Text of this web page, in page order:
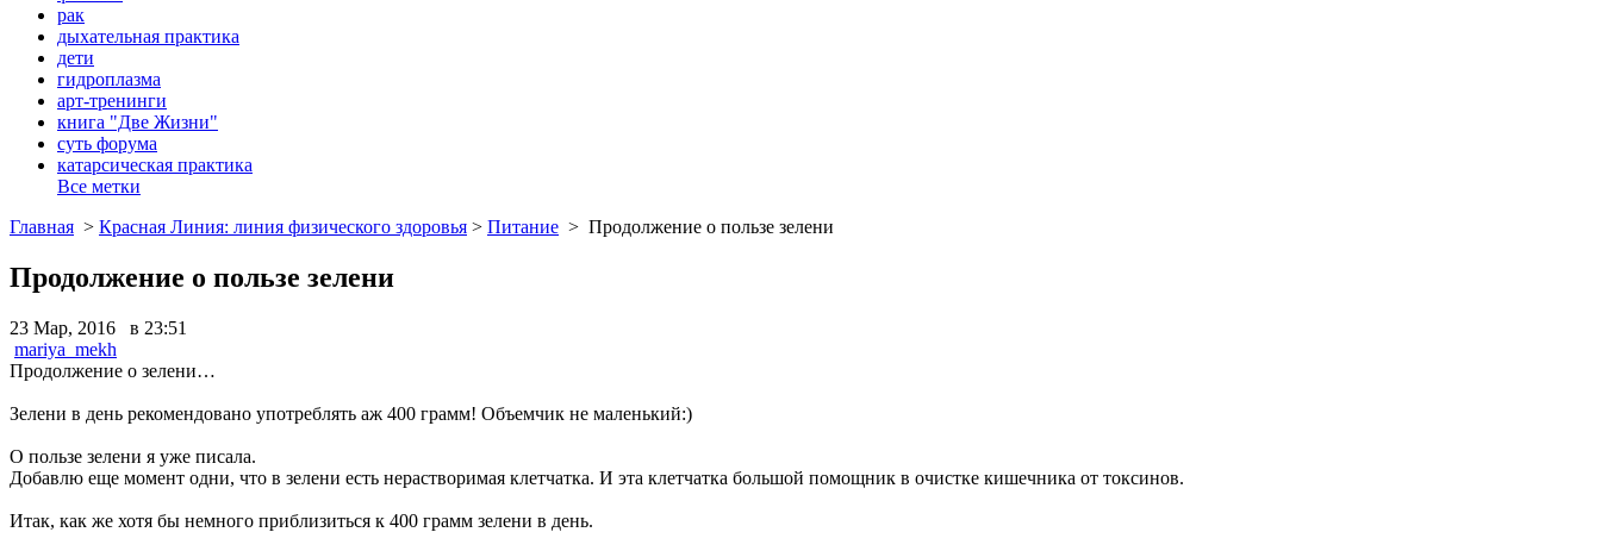
рак
дыхательная практика
дети
гидроплазма
арт-тренинги
книга "Две Жизни"
суть форума
катарсическая практика
Все метки
Главная > Красная Линия: линия физического здоровья > Питание > Продолжение о пользе зелени
Продолжение о пользе зелени
23 Мар, 2016 в 23:51
mariya_mekh
Продолжение о зелени…
Зелени в день рекомендовано употреблять аж 400 грамм! Объемчик не маленький:)
О пользе зелени я уже писала.
Добавлю еще момент одни, что в зелени есть нерастворимая клетчатка. И эта клетчатка большой помощник в очистке кишечника от токсинов.
Итак, как же хотя бы немного приблизиться к 400 грамм зелени в день.